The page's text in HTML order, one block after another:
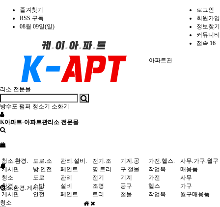
즐겨찾기
RSS 구독
08월 09일(일)
로그인
회원가입
정보찾기
커뮤니티
접속 16
아파트관
리소 전문몰
방수포 펌퍼 청소기 소화기
K아파트-아파트관리소 전문몰
청소.환경.게시판
청소
청소.환경.
게시판
청소
환경
게시판
도로.소
방.안전
도로
소방
안전
관리.설비.
페인트
관리
설비
페인트
전기.조
명.트리
전기
조명
트리
기계.공
구.철물
기계
공구
철물
가전.헬스.
작업복
가전
헬스
작업복
사무.가구.월구
매용품
사무
가구
월구매용품